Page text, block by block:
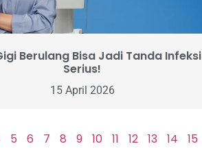
Berulang Bisa Jadi Tanda Infeksi
Serius!
15 April 2026
5 6 7 8 9 10 11 12 13 14 15